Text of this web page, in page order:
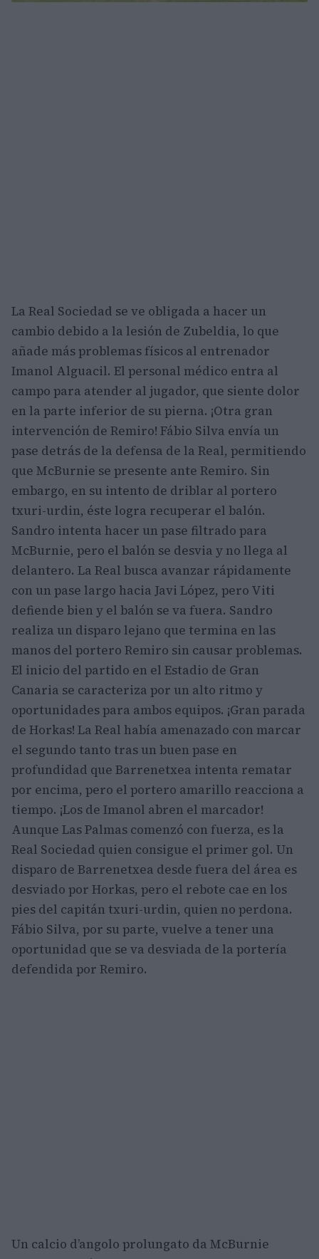
La Real Sociedad se ve obligada a hacer un
cambio debido a la lesión de Zubeldia, lo que
añade más problemas físicos al entrenador
Imanol Alguacil. El personal médico entra al
campo para atender al jugador, que siente dolor
en la parte inferior de su pierna. ¡Otra gran
intervención de Remiro! Fábio Silva envía un
pase detrás de la defensa de la Real, permitiendo
que McBurnie se presente ante Remiro. Sin
embargo, en su intento de driblar al portero
txuri-urdin, éste logra recuperar el balón.
Sandro intenta hacer un pase filtrado para
McBurnie, pero el balón se desvia y no llega al
delantero. La Real busca avanzar rápidamente
con un pase largo hacia Javi López, pero Viti
defiende bien y el balón se va fuera. Sandro
realiza un disparo lejano que termina en las
manos del portero Remiro sin causar problemas.
El inicio del partido en el Estadio de Gran
Canaria se caracteriza por un alto ritmo y
oportunidades para ambos equipos. ¡Gran parada
de Horkas! La Real había amenazado con marcar
el segundo tanto tras un buen pase en
profundidad que Barrenetxea intenta rematar
por encima, pero el portero amarillo reacciona a
tiempo. ¡Los de Imanol abren el marcador!
Aunque Las Palmas comenzó con fuerza, es la
Real Sociedad quien consigue el primer gol. Un
disparo de Barrenetxea desde fuera del área es
desviado por Horkas, pero el rebote cae en los
pies del capitán txuri-urdin, quien no perdona.
Fábio Silva, por su parte, vuelve a tener una
oportunidad que se va desviada de la portería
defendida por Remiro.
Un calcio d’angolo prolungato da McBurnie